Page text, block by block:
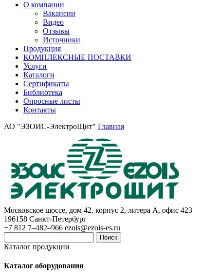
О компании
Вакансии
Видео
Отзывы
Источники
Продукция
КОМПЛЕКСНЫЕ ПОСТАВКИ
Услуги
Каталоги
Сертификаты
Библиотека
Опросные листы
Контакты
АО "ЭЗОИС-ЭлектроЩит" Главная
Московское шоссе, дом 42, корпус 2, литера А, офис 423
196158 Санкт-Петербург
+7 812 7–482–966 ezois@ezois-es.ru
Поиск
Каталог продукции
Каталог оборудования